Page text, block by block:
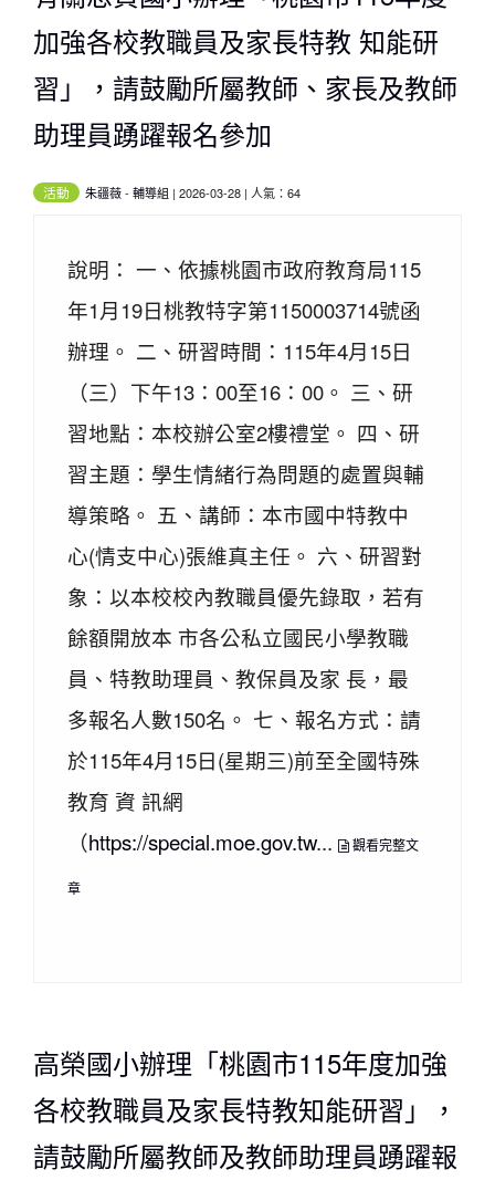
加強各校教職員及家長特教 知能研
習」，請鼓勵所屬教師、家長及教師
助理員踴躍報名參加
活動 朱疆薇- 輔導組 | 2026-03-28 | 人氣：64
說明： 一、依據桃園市政府教育局115
年1月19日桃教特字第1150003714號函
辦理。 二、研習時間：115年4月15日
（三）下午13：00至16：00。 三、研
習地點：本校辦公室2樓禮堂。 四、研
習主題：學生情緒行為問題的處置與輔
導策略。 五、講師：本市國中特教中
心(情支中心)張維真主任。 六、研習對
象：以本校校內教職員優先錄取，若有
餘額開放本 市各公私立國民小學教職
員、特教助理員、教保員及家 長，最
多報名人數150名。 七、報名方式：請
於115年4月15日(星期三)前至全國特殊
教育 資 訊網
（https://special.moe.gov.tw... 觀看完整文
章
高榮國小辦理「桃園市115年度加強
各校教職員及家長特教知能研習」，
請鼓勵所屬教師及教師助理員踴躍報